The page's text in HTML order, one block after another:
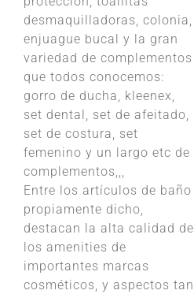
desmaquilladoras, colonia,
enjuague bucal y la gran
variedad de complementos
que todos conocemos:
gorro de ducha, kleenex,
set dental, set de afeitado,
set de costura, set
femenino y un largo etc de
complementos,,,
Entre los artículos de baño
propiamente dicho,
destacan la alta calidad de
los amenities de
importantes marcas
cosméticos, y aspectos tan